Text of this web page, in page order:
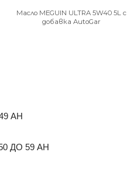
Масло MEGUIN ULTRA 5W40 5L с
добавка AutoGar
AH
ДО 59 AH